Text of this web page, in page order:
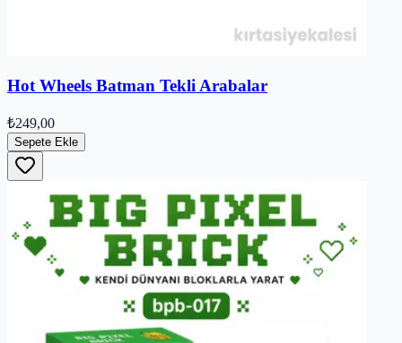
Hot Wheels Batman Tekli Arabalar
₺249,00
Sepete Ekle